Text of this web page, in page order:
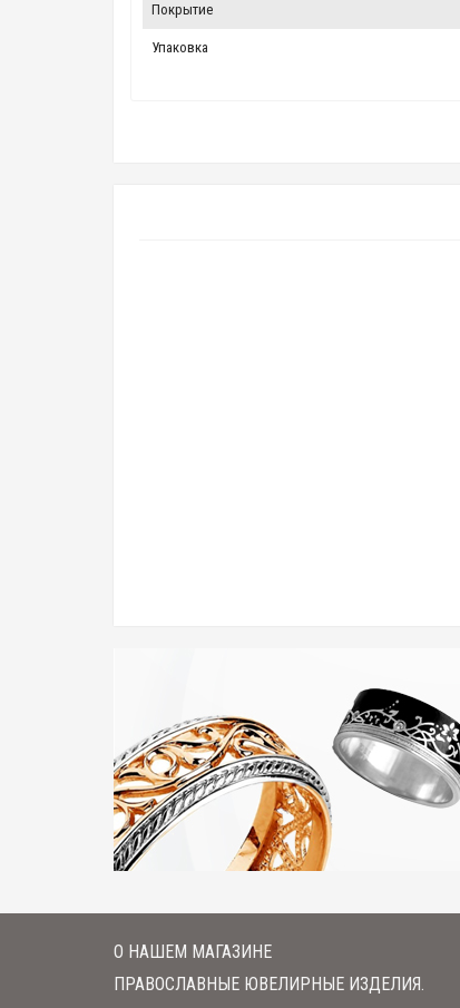
Покрытие
Упаковка
О НАШЕМ МАГАЗИНЕ
ПРАВОСЛАВНЫЕ ЮВЕЛИРНЫЕ ИЗДЕЛИЯ.